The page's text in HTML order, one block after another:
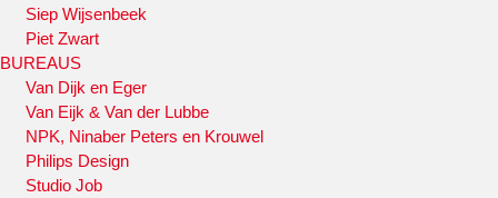
Siep Wijsenbeek
Piet Zwart
BUREAUS
Van Dijk en Eger
Van Eijk & Van der Lubbe
NPK, Ninaber Peters en Krouwel
Philips Design
Studio Job